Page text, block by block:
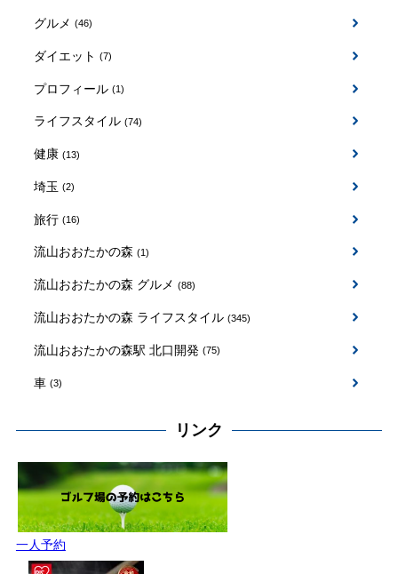
グルメ (46)
ダイエット (7)
プロフィール (1)
ライフスタイル (74)
健康 (13)
埼玉 (2)
旅行 (16)
流山おおたかの森 (1)
流山おおたかの森 グルメ (88)
流山おおたかの森 ライフスタイル (345)
流山おおたかの森駅 北口開発 (75)
車 (3)
リンク
一人予約